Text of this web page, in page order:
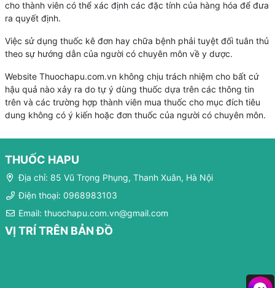
cho thành viên có thể xác định các đặc tính của hàng hóa để đưa
ra quyết định.
Việc sử dụng thuốc kê đơn hay chữa bệnh phải tuyệt đối tuân thủ
theo sự hướng dẫn của người có chuyên môn về y dược.
Website Thuochapu.com.vn không chịu trách nhiệm cho bất cứ
hậu quả nào xảy ra do tự ý dùng thuốc dựa trên các thông tin
trên và các trường hợp thành viên mua thuốc cho mục đích tiêu
dung không có ý kiến hoặc đơn thuốc của người có chuyên môn.
THUỐC HAPU
Địa chỉ: 85 Vũ Trọng Phụng, Thanh Xuân, Hà Nội
Điện thoại: 0968983103
Email: thuochapu.com.vn@gmail.com
VỊ TRÍ TRÊN BẢN ĐỒ